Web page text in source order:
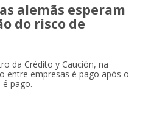
alemãs esperam
do risco de
da Crédito y Caución, na
entre empresas é pago após o
pago.